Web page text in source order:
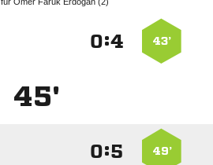
43’
:
45'
49’
: